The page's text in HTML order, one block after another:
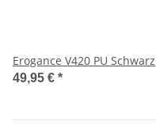
Erogance V420 PU Schwarz
49,95 € *